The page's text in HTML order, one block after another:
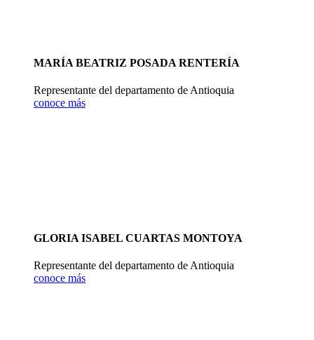
MARÍA BEATRIZ POSADA RENTERÍA
Representante del departamento de Antioquia
conoce más
GLORIA ISABEL CUARTAS MONTOYA
Representante del departamento de Antioquia
conoce más